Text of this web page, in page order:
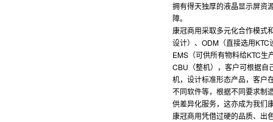
拥有得天独厚的液晶显示屏资
障。
康冠商用采取多元化合作模式
设计）、ODM（直接选用
EMS（可供所有物料给KTC生
CBU（整机），客户可根据自
机，设计标准形态产品，客户
不同软件等，根据不同要求制
供差异化服务，这亦成为我们
康冠商用凭借过硬的品质、出